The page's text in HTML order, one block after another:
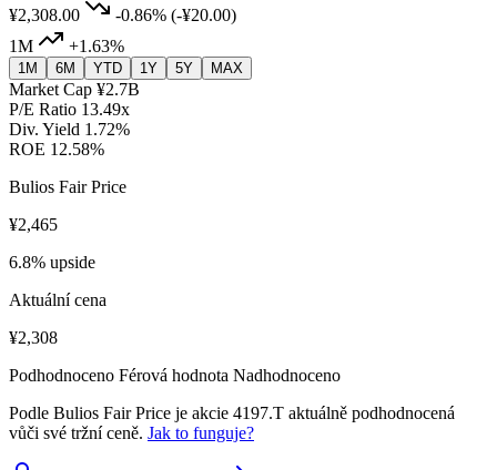
¥2,308.00 -0.86% (-¥20.00)
1M
+1.63%
1M 6M YTD 1Y 5Y MAX
Market Cap ¥2.7B
P/E Ratio 13.49x
Div. Yield 1.72%
ROE 12.58%
Bulios Fair Price
¥2,465
6.8% upside
Aktuální cena
¥2,308
Podhodnoceno Férová hodnota Nadhodnoceno
Podle Bulios Fair Price je akcie 4197.T aktuálně podhodnocená
vůči své tržní ceně. Jak to funguje?